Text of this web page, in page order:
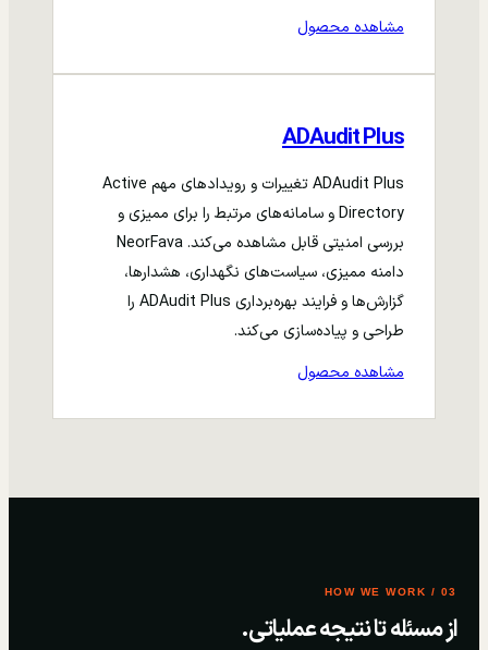
مشاهده محصول
ADAudit Plus
ADAudit Plus تغییرات و رویدادهای مهم Active
Directory و سامانه‌های مرتبط را برای ممیزی و
بررسی امنیتی قابل مشاهده می‌کند. NeorFava
دامنه ممیزی، سیاست‌های نگهداری، هشدارها،
گزارش‌ها و فرایند بهره‌برداری ADAudit Plus را
طراحی و پیاده‌سازی می‌کند.
مشاهده محصول
03 / HOW WE WORK
از مسئله تا نتیجه عملیاتی.